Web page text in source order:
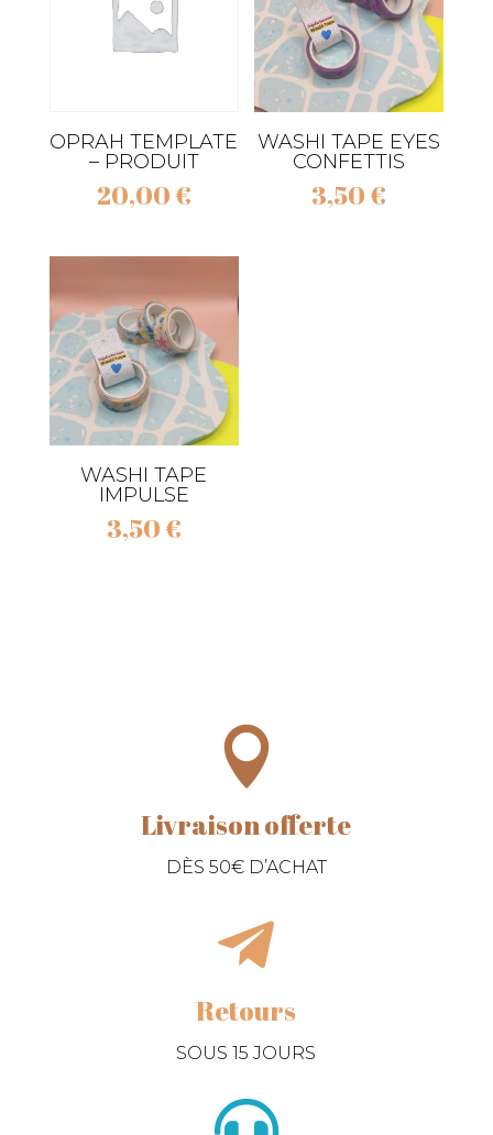
OPRAH TEMPLATE
– PRODUIT
20,00€
WASHI TAPE EYES
CONFETTIS
3,50€
WASHI TAPE
IMPULSE
3,50€

Livraison offerte
DÈS 50€ D’ACHAT

Retours
SOUS 15 JOURS